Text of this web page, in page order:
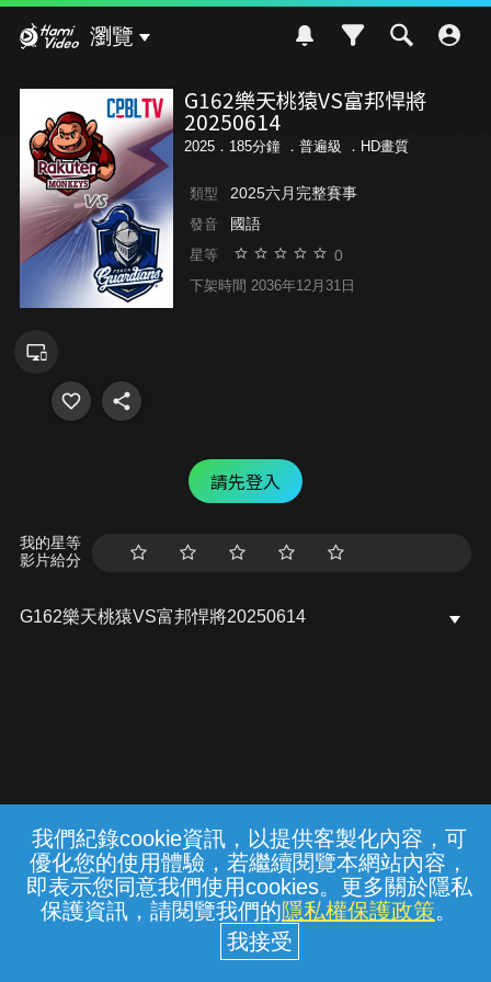
我們紀錄cookie資訊，以提供客製化內容，可
優化您的使用體驗，若繼續閱覽本網站內容，
即表示您同意我們使用cookies。更多關於隱私
保護資訊，請閱覽我們的隱私權保護政策。
瀏覽
G162樂天桃猿VS富邦悍將
20250614
2025．185分鐘 ． 普遍級 ．HD畫質
類型 2025六月完整賽事
發音 國語
星等 0
下架時間 2036年12月31日
請先登入
我的星等
影片給分
G162樂天桃猿VS富邦悍將20250614
常見問題 線上客服 服務條款 隱私權保護
中華電信股份有限公司個人家庭分公司
(統一編號：96979949) © 2026
{{notifyMsg}}